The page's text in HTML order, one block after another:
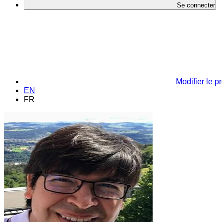
Se connecter
Modifier le
EN
FR